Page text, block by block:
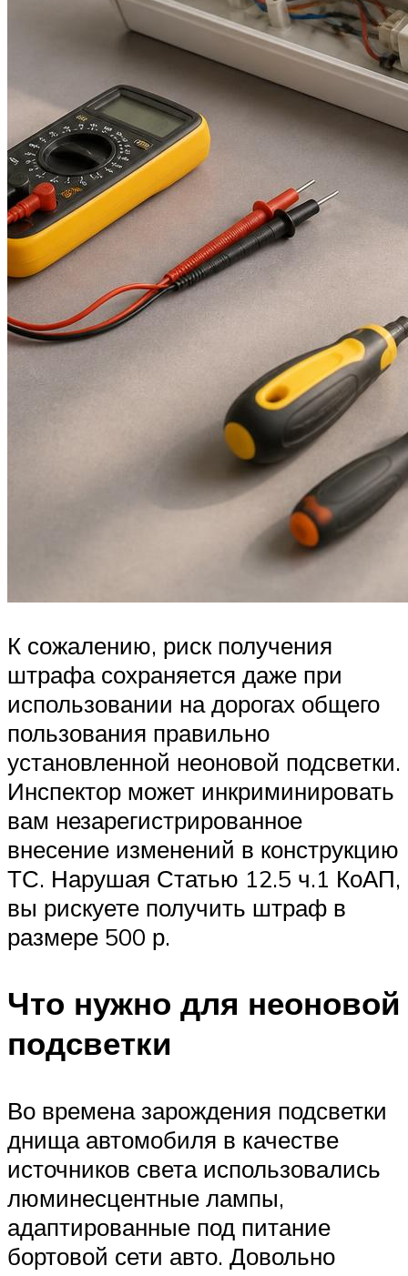
К сожалению, риск получения
штрафа сохраняется даже при
использовании на дорогах общего
пользования правильно
установленной неоновой подсветки.
Инспектор может инкриминировать
вам незарегистрированное
внесение изменений в конструкцию
ТС. Нарушая Статью 12.5 ч.1 КоАП,
вы рискуете получить штраф в
размере 500 р.
Что нужно для неоновой
подсветки
Во времена зарождения подсветки
днища автомобиля в качестве
источников света использовались
люминесцентные лампы,
адаптированные под питание
бортовой сети авто. Довольно